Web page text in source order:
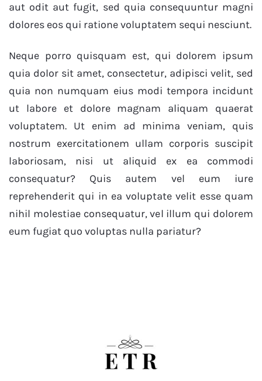
aut odit aut fugit, sed quia consequuntur magni
dolores eos qui ratione voluptatem sequi nesciunt.
Neque porro quisquam est, qui dolorem ipsum
quia dolor sit amet, consectetur, adipisci velit, sed
quia non numquam eius modi tempora incidunt
ut labore et dolore magnam aliquam quaerat
voluptatem. Ut enim ad minima veniam, quis
nostrum exercitationem ullam corporis suscipit
laboriosam, nisi ut aliquid ex ea commodi
consequatur? Quis autem vel eum iure
reprehenderit qui in ea voluptate velit esse quam
nihil molestiae consequatur, vel illum qui dolorem
eum fugiat quo voluptas nulla pariatur?